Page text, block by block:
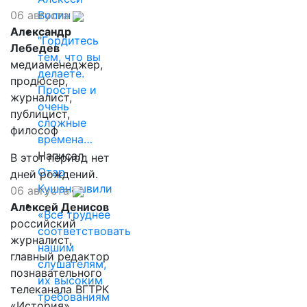
Волин
"Гордитесь
тем, что вы
делаете.
Простые и
очень
сложные
времена…
Написал
Отар
Кушанашвили
«Все труднее
соответствовать
нашим
слушателям,
их высоким
требованиям
06 августа
Александр
Лебедев
медиаменеджер,
продюсер,
журналист,
публицист,
философ
В этот период нет
дней рождений.
06 августа
Алексей Денисов
российский
журналист,
главный редактор
познавательного
телеканала ВГТРК